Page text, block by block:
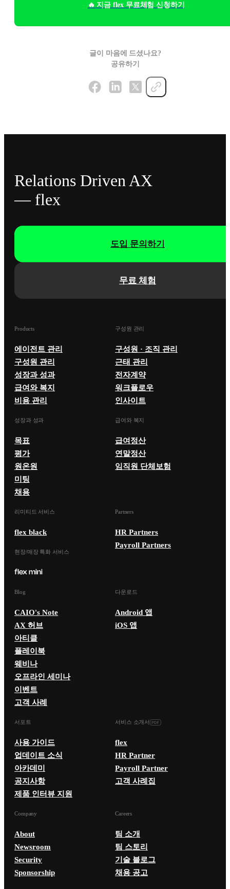
🔥 지금 flex 무료체험 신청하기
글이 마음에 드셨나요?
공유하기
Relations Driven AX
— flex
무료 체험
도입 문의하기
Products
에이전트 관리
구성원 관리
성장과 성과
급여와 복지
비용 관리
구성원 관리
구성원 · 조직 관리
근태 관리
전자계약
워크플로우
인사이트
성장과 성과
목표
평가
원온원
미팅
채용
급여와 복지
급여정산
연말정산
임직원 단체보험
리미티드 서비스
flex black
현장/매장 특화 서비스
Partners
HR Partners
Payroll Partners
Blog
CAIO's Note
AX 허브
아티클
플레이북
웨비나
오프라인 세미나
이벤트
고객 사례
다운로드
Android 앱
iOS 앱
서포트
사용 가이드
업데이트 소식
아카데미
공지사항
제품 인터뷰 지원
서비스 소개서
flex
HR Partner
Payroll Partner
고객 사례집
Company
About
Newsroom
Security
Sponsorship
Careers
팀 소개
팀 스토리
기술 블로그
채용 공고